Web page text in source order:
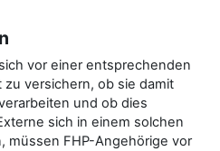
vor einer entsprechenden
versichern, ob sie damit
und ob dies
sich in einem solchen
müssen FHP-Angehörige vor